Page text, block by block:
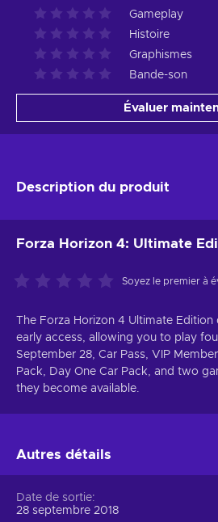
Gameplay
Histoire
Graphismes
Bande-son
Évaluer
Description du produit
Forza Horizon 4: Ultimate
Soyez le premier à
The Forza Horizon 4 Ultimate Edition
early access, allowing you to play
September 28, Car Pass, VIP
Pack, Day One Car Pack, and two
they become available.
Autres détails
Date de sortie
28 septembre 2018